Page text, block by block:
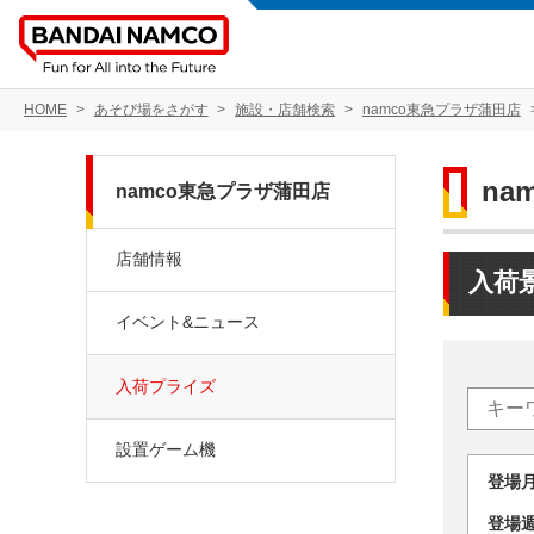
HOME あそび場をさがす 施設・店舗検索 namco東急プラザ蒲田店
入荷
登
登
namco東急プラザ蒲田店
店舗情報
イベント&ニュース
入荷プライズ
設置ゲーム機